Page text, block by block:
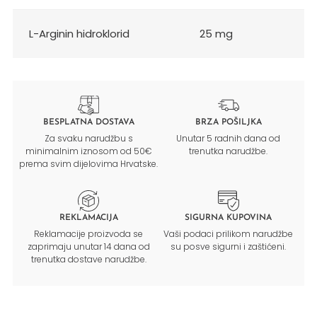
L-Arginin hidroklorid 25 mg
BESPLATNA DOSTAVA
Za svaku narudžbu s
minimalnim iznosom od 50€
prema svim dijelovima Hrvatske.
BRZA POŠILJKA
Unutar 5 radnih dana od
trenutka narudžbe.
REKLAMACIJA
Reklamacije proizvoda se
zaprimaju unutar 14 dana od
trenutka dostave narudžbe.
SIGURNA KUPOVINA
Vaši podaci prilikom narudžbe
su posve sigurni i zaštićeni.